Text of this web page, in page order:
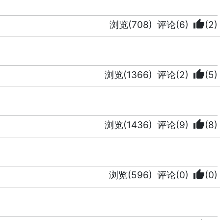
浏览(708) 评论(6) thumb_up(2)
浏览(1366) 评论(2) thumb_up(5)
浏览(1436) 评论(9) thumb_up(8)
浏览(596) 评论(0) thumb_up(0)